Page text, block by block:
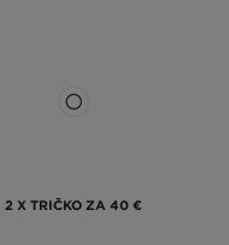
2 X TRIČKO ZA 40 €